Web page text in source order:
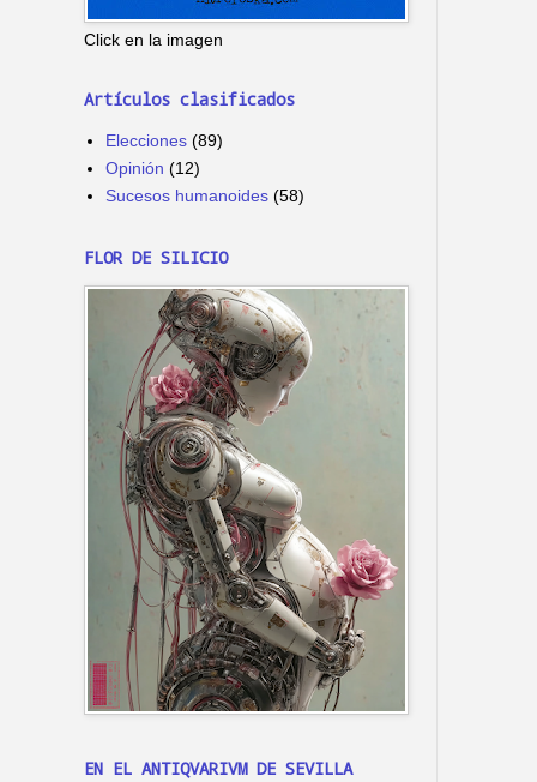
Click en la imagen
Artículos clasificados
Elecciones (89)
Opinión (12)
Sucesos humanoides (58)
FLOR DE SILICIO
EN EL ANTIQVARIVM DE SEVILLA